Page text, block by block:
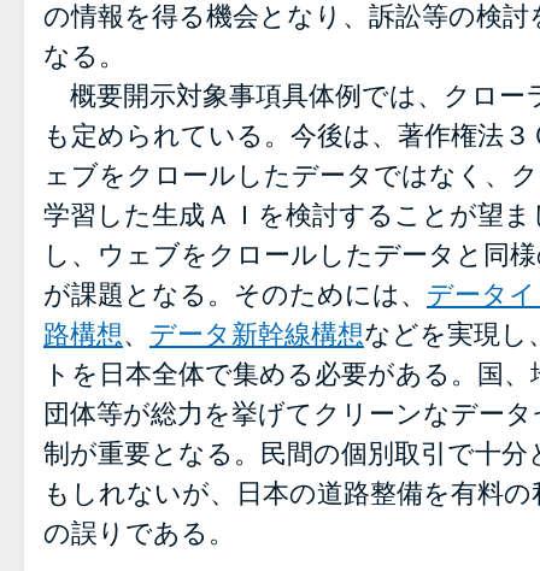
の情報を得る機会となり、訴訟等の検
なる。
概要開示対象事項具体例では、クロー
も定められている。今後は、著作権法
ェブをクロールしたデータではなく、
学習した生成ＡＩを検討することが望
し、ウェブをクロールしたデータと同
が課題となる。そのためには、 データ
路構想、 データ新幹線構想などを実現し
トを日本全体で集める必要がある。国
団体等が総力を挙げてクリーンなデー
制が重要となる。民間の個別取引で十
もしれないが、日本の道路整備を有料
の誤りである。